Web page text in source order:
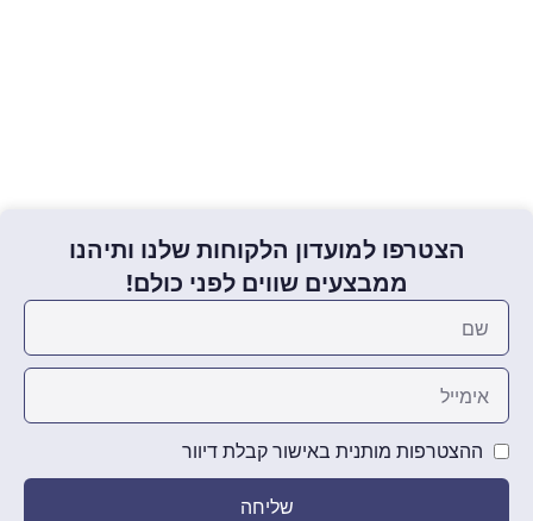
הצטרפו למועדון הלקוחות שלנו ותיהנו
ממבצעים שווים לפני כולם!
ההצטרפות מותנית באישור קבלת דיוור
שליחה